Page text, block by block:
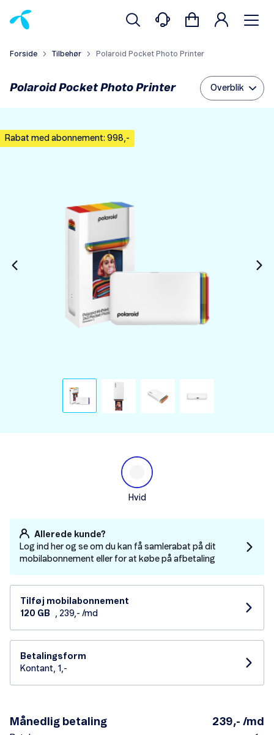
Forside Tilbehør Polaroid Pocket Photo Printer
Polaroid Pocket Photo Printer Overblik
Rabat med abonnement: 998,-
Hvid
Allerede kunde?
Log ind her og se om du kan få samlerabat på dit
mobilabonnement eller for at købe på afbetaling
Tilføj mobilabonnement
120 GB
, 239,- /md
Betalingsform
Kontant, 1,-
Månedlig betaling 239,- /md